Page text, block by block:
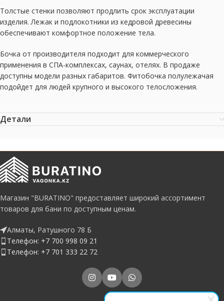
Толстые стенки позволяют продлить срок эксплуатации
изделия. Лежак и подлокотники из кедровой древесины
обеспечивают комфортное положение тела.
Бочка от производителя подходит для коммерческого
применения в СПА-комплексах, саунах, отелях. В продаже
доступны модели разных габаритов. Фитобочка полулежачая
подойдет для людей крупного и высокого телосложения.
Детали
Магазин "BURATINO" предоставляет широкий ассортимент
товаров для бани по доступным ценам.
Алматы, Ратушного 78 Б
Телефон: +7 700 998 09 21
Телефон: +7 701 333 22 72